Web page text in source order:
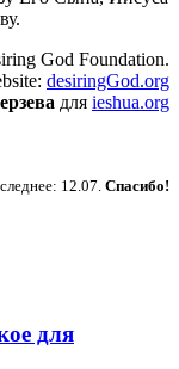
God Foundation.
desiringGod.org
для ieshua.org
12.07. Спасибо!
для